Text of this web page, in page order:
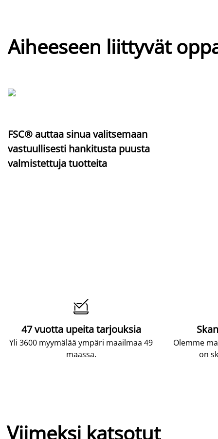
Aiheeseen liittyvät
FSC® auttaa sinua valitsemaan
vastuullisesti hankitusta puusta
valmistettuja tuotteita

47 vuotta upeita tarjouksia
Yli 3600 myymälää ympäri maailmaa 49
maassa.
Olemme
on
Viimeksi katsotut